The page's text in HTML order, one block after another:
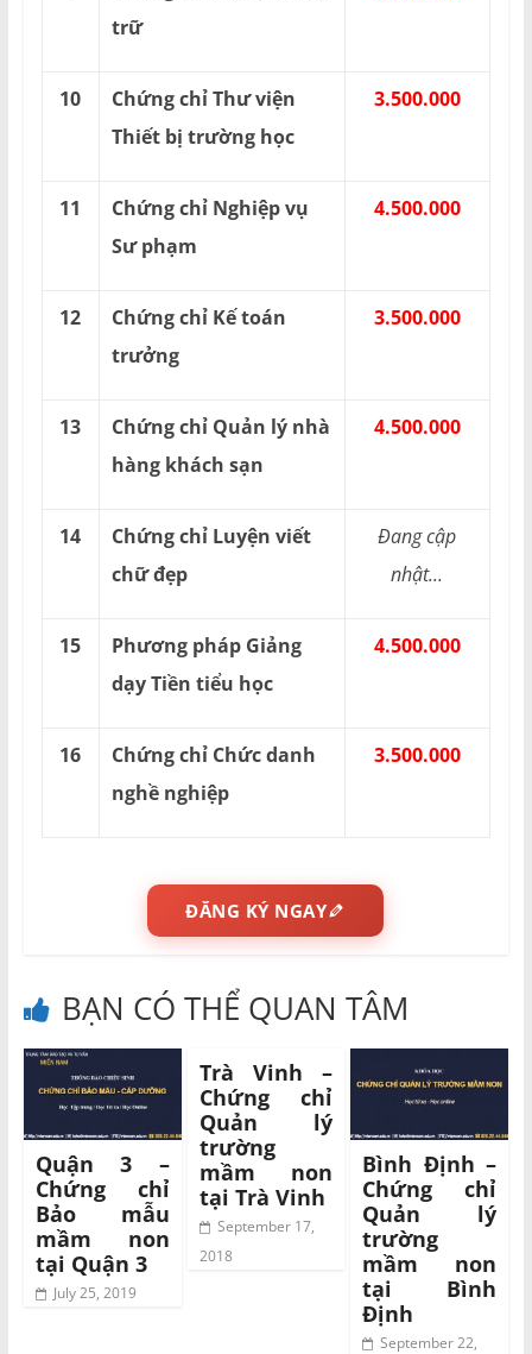
trữ
10
Chứng chỉ Thư viện
Thiết bị trường học
3.500.000
11
Chứng chỉ Nghiệp vụ
Sư phạm
4.500.000
12
Chứng chỉ Kế toán
trưởng
3.500.000
13
Chứng chỉ Quản lý nhà
hàng khách sạn
4.500.000
14
Chứng chỉ Luyện viết
chữ đẹp
Đang cập
nhật...
15
Phương pháp Giảng
dạy Tiền tiểu học
4.500.000
16
Chứng chỉ Chức danh
nghề nghiệp
3.500.000
ĐĂNG KÝ NGAY
BẠN CÓ THỂ QUAN TÂM
Quận 3 –
Chứng chỉ
Bảo mẫu
mầm non
tại Quận 3
July 25, 2019
Trà Vinh –
Chứng chỉ
Quản lý
trường
mầm non
tại Trà Vinh
September 17,
2018
Bình Định –
Chứng chỉ
Quản lý
trường
mầm non
tại Bình
Định
September 22,